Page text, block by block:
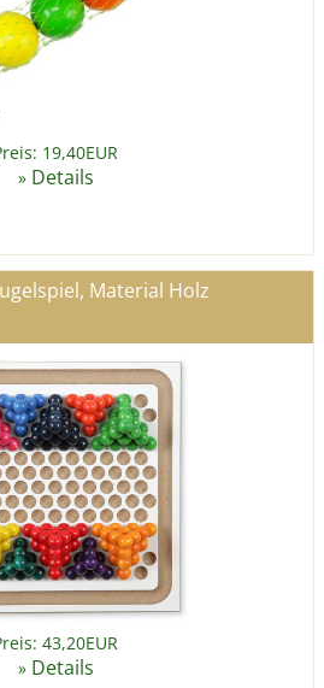
19,40EUR
» Details
Material Holz
43,20EUR
» Details